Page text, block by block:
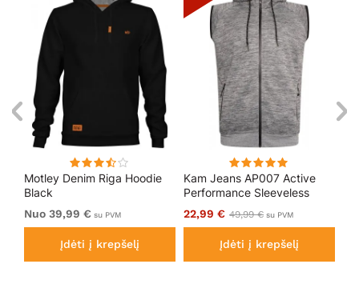
Motley Denim Riga Hoodie
Black
Nuo 39,99 € su PVM
Įdėti į krepšelį
Kam Jeans AP007 Active
Performance Sleeveless
Hoody Grey
22,99 € 49,99 € su PVM
Įdėti į krepšelį